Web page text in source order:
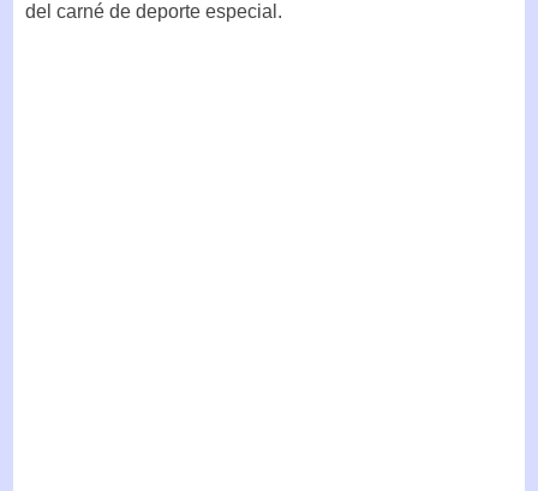
del carné de deporte especial.